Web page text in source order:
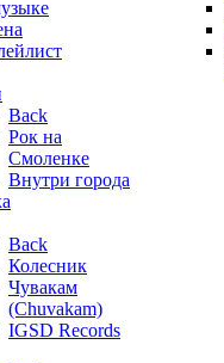
Back
Рок на
Смоленке
Внутри города
Back
Колесник
Чувакам
(Chuvakam)
IGSD Records